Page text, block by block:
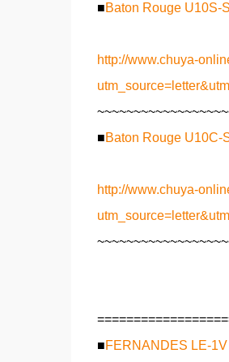
■Baton Rouge U10S-
http://www.chuya-
■Baton Rouge U10C-
http://www.chuya-
■FERNANDES LE-